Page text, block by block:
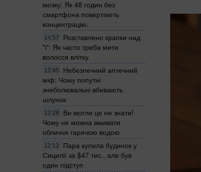
мозку: Як 48 годин без
смартфона повертають
концентрацію.
14:57
Розставлено крапки над
"і": Як часто треба мити
волосся влітку
12:45
Небезпечний аптечний
міф: Чому попутні
знеболювальні вбивають
шлунок
12:28
Ви могли це не знати!
Чому не можна вмивати
обличчя гарячою водою
12:12
Пара купила будинок у
Сицилії за $47 тис., але був
один підступ